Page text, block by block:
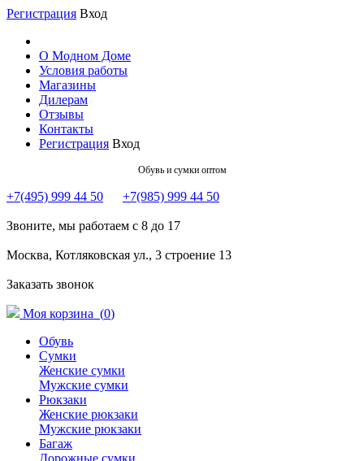
Регистрация Вход
О Модном Доме
Условия работы
Магазины
Дилерам
Отзывы
Контакты
Регистрация Вход
Обувь и сумки оптом
+7(495) 999 44 50 +7(985) 999 44 50
Звоните, мы работаем с 8 до 17
Москва, Котляковская ул., 3 строение 13
Заказать звонок
Моя корзина (0)
Обувь
Сумки
Женские сумки
Мужские сумки
Рюкзаки
Женские рюкзаки
Мужские рюкзаки
Багаж
Дорожные сумки